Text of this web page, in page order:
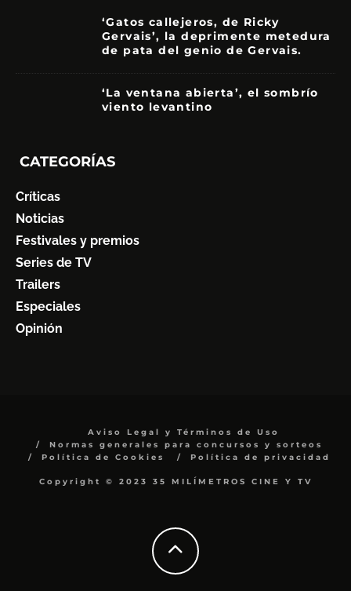
‘Gatos callejeros, de Ricky
Gervais’, la deprimente metedura
de pata del genio de Gervais.
‘La ventana abierta’, el sombrío
viento levantino
CATEGORÍAS
Críticas
Noticias
Festivales y premios
Series de TV
Trailers
Especiales
Opinión
Aviso Legal y Términos de Uso
Normas generales para concursos y sorteos
Política de Cookies
Política de privacidad
Copyright © 2023 35 MILÍMETROS CINE Y TV